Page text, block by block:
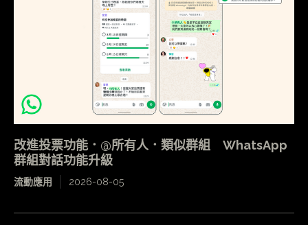
改進投票功能．@所有人．類似群組 WhatsApp
群組對話功能升級
流動應用 2026-08-05